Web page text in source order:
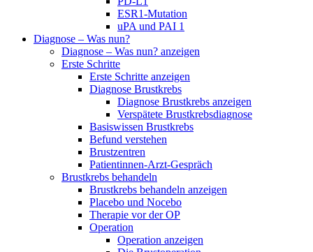
ESR1-Mutation
uPA und PAI 1
Diagnose – Was nun?
Diagnose – Was nun? anzeigen
Erste Schritte
Erste Schritte anzeigen
Diagnose Brustkrebs
Diagnose Brustkrebs anzeigen
Verspätete Brustkrebsdiagnose
Basiswissen Brustkrebs
Befund verstehen
Brustzentren
Patientinnen-Arzt-Gespräch
Brustkrebs behandeln
Brustkrebs behandeln anzeigen
Placebo und Nocebo
Therapie vor der OP
Operation
Operation anzeigen